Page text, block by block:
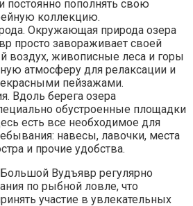
постоянно пополнять свою
коллекцию.
Окружающая природа озера
просто завораживает своей
воздух, живописные леса и горы
атмосферу для релаксации и
пейзажами.
Вдоль берега озера
обустроенные площадки
есть все необходимое для
навесы, лавочки, места
и прочие удобства.
Вудъявр регулярно
по рыбной ловле, что
участие в увлекательных